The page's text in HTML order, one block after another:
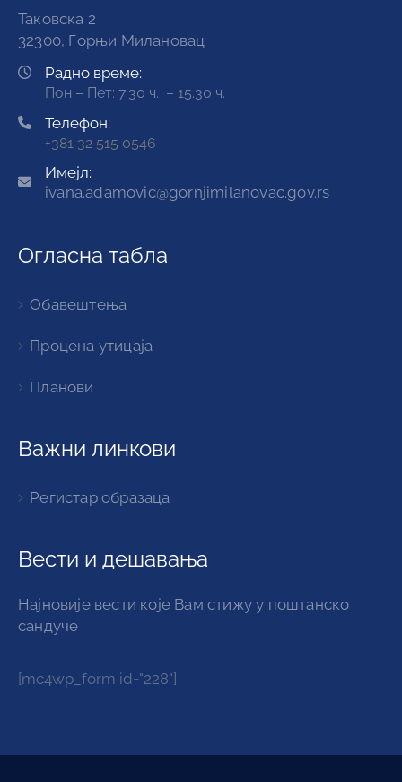
Таковска 2
32300, Горњи Милановац
Радно време:
Пон – Пет: 7.30 ч. – 15.30 ч.
Телефон:
+381 32 515 0546
Имејл:
ivana.adamovic@gornjimilanovac.gov.rs
Огласна табла
Обавештења
Процена утицаја
Планови
Важни линкови
Регистар образаца
Вести и дешавања
Најновије вести које Вам стижу у поштанско
сандуче
[mc4wp_form id="228"]